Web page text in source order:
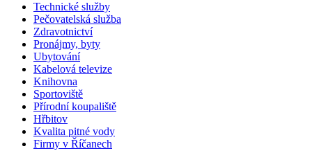
Technické služby
Pečovatelská služba
Zdravotnictví
Pronájmy, byty
Ubytování
Kabelová televize
Knihovna
Sportoviště
Přírodní koupaliště
Hřbitov
Kvalita pitné vody
Firmy v Říčanech